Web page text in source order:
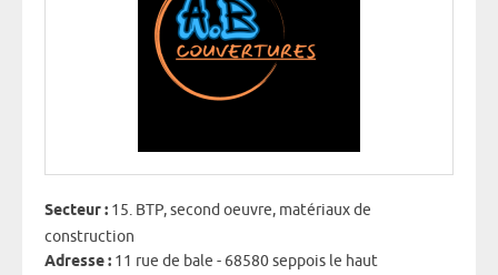
Secteur : 15. BTP, second oeuvre, matériaux de
construction
Adresse : 11 rue de bale - 68580 seppois le haut